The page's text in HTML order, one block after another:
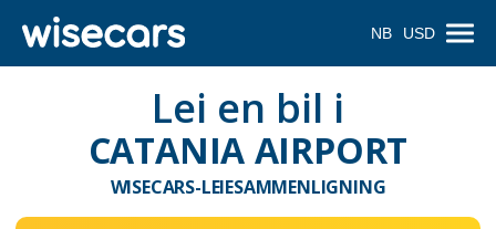
NB USD
Lei en bil i
CATANIA AIRPORT
WISECARS-LEIESAMMENLIGNING